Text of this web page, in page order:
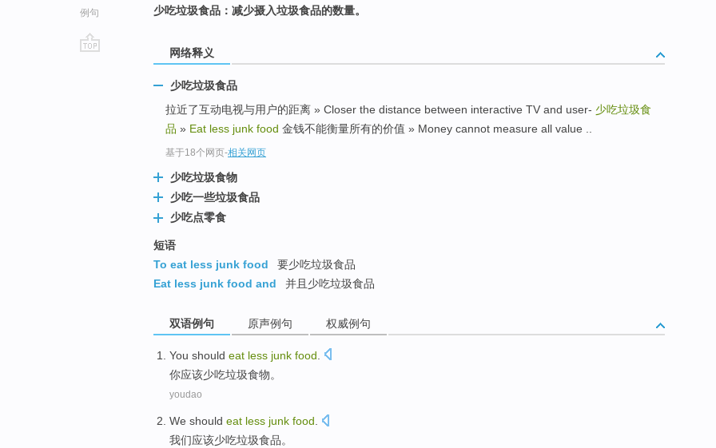
例句
少吃垃圾食品：减少摄入垃圾食品的数量。
网络释义
少吃垃圾食品
拉近了互动电视与用户的距离 » Closer the distance between interactive TV and user- 少吃垃圾食
品 » Eat less junk food 金钱不能衡量所有的价值 » Money cannot measure all value ..
基于18个网页-相关网页
少吃垃圾食物
少吃一些垃圾食品
少吃点零食
短语
To eat less junk food
要少吃垃圾食品
Eat less junk food and
并且少吃垃圾食品
双语例句 原声例句 权威例句
You should eat less junk food
你应该少吃垃圾食物。
youdao
We should eat less junk food.
我们应该少吃垃圾食品。